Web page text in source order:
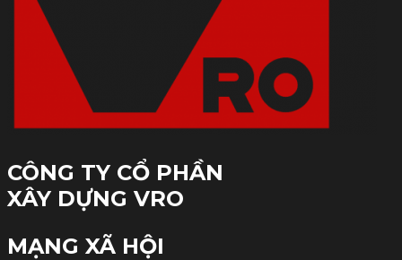
CÔNG TY CỔ PHẦN
XÂY DỰNG VRO
MẠNG XÃ HỘI